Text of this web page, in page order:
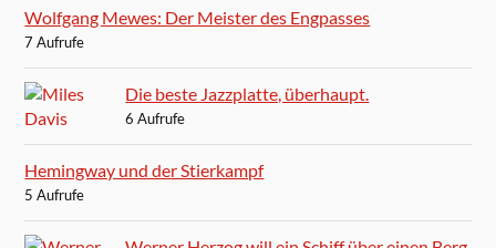
Wolfgang Mewes: Der Meister des Engpasses
7 Aufrufe
Die beste Jazzplatte, überhaupt.
6 Aufrufe
Hemingway und der Stierkampf
5 Aufrufe